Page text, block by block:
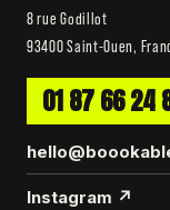
8 rue Godillot
93400 Saint-Ouen,
01 87 66 24
Instagram ↗